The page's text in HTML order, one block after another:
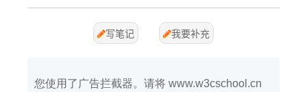
写笔记 我要补充
您使用了广告拦截器。请将 www.w3cschool.cn